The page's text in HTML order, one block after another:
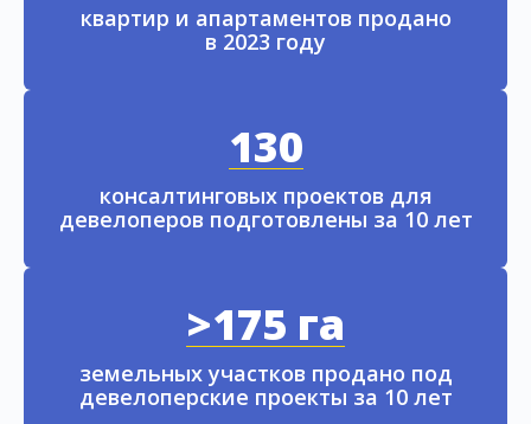
квартир и апартаментов продано
в 2023 году
130
консалтинговых проектов для
девелоперов подготовлены за 10 лет
>175 га
земельных участков продано под
девелоперские проекты за 10 лет